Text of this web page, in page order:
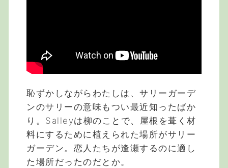
恥ずかしながらわたしは、サリーガーデ
ンのサリーの意味もつい最近知ったばか
り。Salleyは柳のことで、屋根を葺く材
料にするために植えられた場所がサリー
ガーデン。恋人たちが逢瀬するのに適し
た場所だったのだとか。